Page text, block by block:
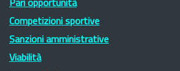
Pari opportunità
Competizioni sportive
Sanzioni amministrative
Viabilità